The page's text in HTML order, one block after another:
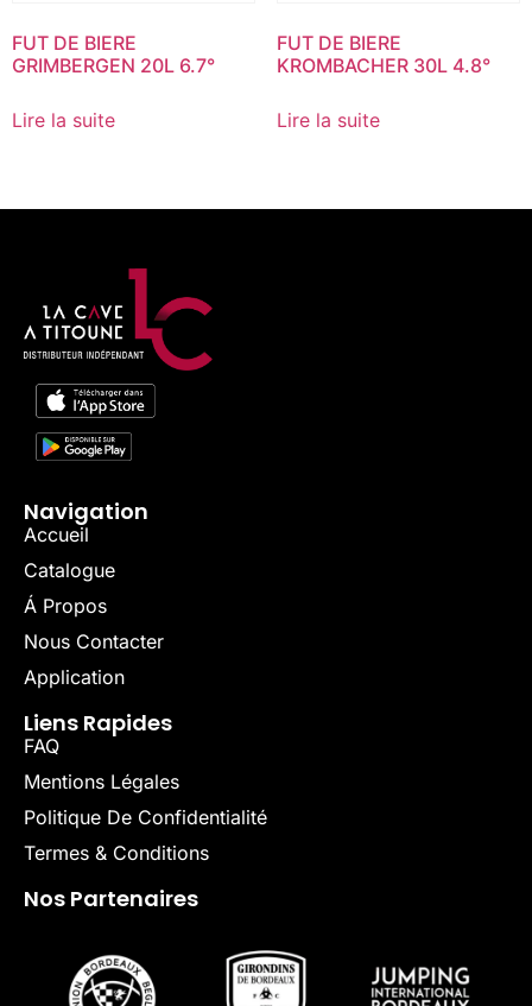
FUT DE BIERE
GRIMBERGEN 20L 6.7°
Lire la suite
FUT DE BIERE
KROMBACHER 30L 4.8°
Lire la suite
Navigation
Accueil
Catalogue
Á Propos
Nous Contacter
Application
Liens Rapides
FAQ
Mentions Légales
Politique De Confidentialité
Termes & Conditions
Nos Partenaires